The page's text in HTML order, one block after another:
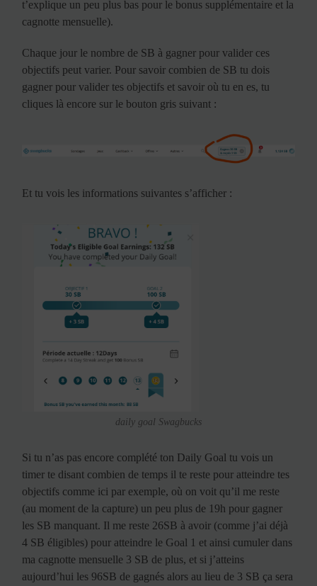
t’explique un peu plus bas pour le bonus supplémentaire et la
cagnotte mensuelle).
Chaque jour le nombre de SB à gagner pour valider ces
objectifs peut varier. Pour savoir combien de SB tu dois
gagner pour valider tes objectifs et savoir où tu en es, tu
cliques là encore sur le bouton gris suivant :
Et tu vois les informations suivantes s’afficher :
daily goal Swagbucks
Si tu n’as pas encore complété ton Daily Goal tu vois un
timer te disant combien de temps il te reste pour atteindre tes
objectifs comme ici par exemple, où on voit qu’il me reste
(au moment de la capture) un peu plus de 19h pour gagner
les SB manquant. Il me reste 26SB à avoir (comme j’ai déjà
4 SB éligibles) pour atteindre le Goal 1 et ainsi cumuler dans
ma cagnotte mensuelle 3 SB de plus, et si j’atteins
aujourd’hui les 96SB de gagnés alors au lieu de 3 SB ça sera